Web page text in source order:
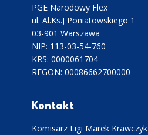
PGE Narodowy Flex
ul. Al.Ks.J Poniatowskiego 1
03-901 Warszawa
NIP: 113-03-54-760
KRS: 0000061704
REGON: 00086662700000
Kontakt
Komisarz Ligi Marek Krawczyk